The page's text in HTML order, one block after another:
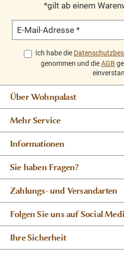
*gilt ab einem
E-Mail-Adresse *
Ich habe die
genommen und dieAGB
Über Wohnpalast
Mehr Service
Informationen
Sie haben Fragen?
Zahlungs- und Versandarten
Folgen Sie uns auf Social
Ihre Sicherheit